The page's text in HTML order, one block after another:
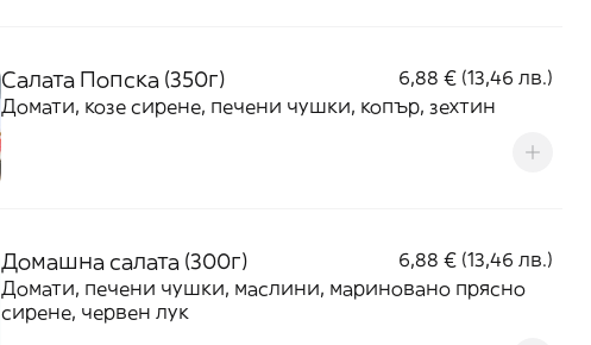
Салата Попска (350г)
6,88 € (13,46 лв.)
Домати, козе сирене, печени чушки, копър, зехтин
Домашна салата (300г)
6,88 € (13,46 лв.)
Домати, печени чушки, маслини, мариновано прясно
сирене, червен лук